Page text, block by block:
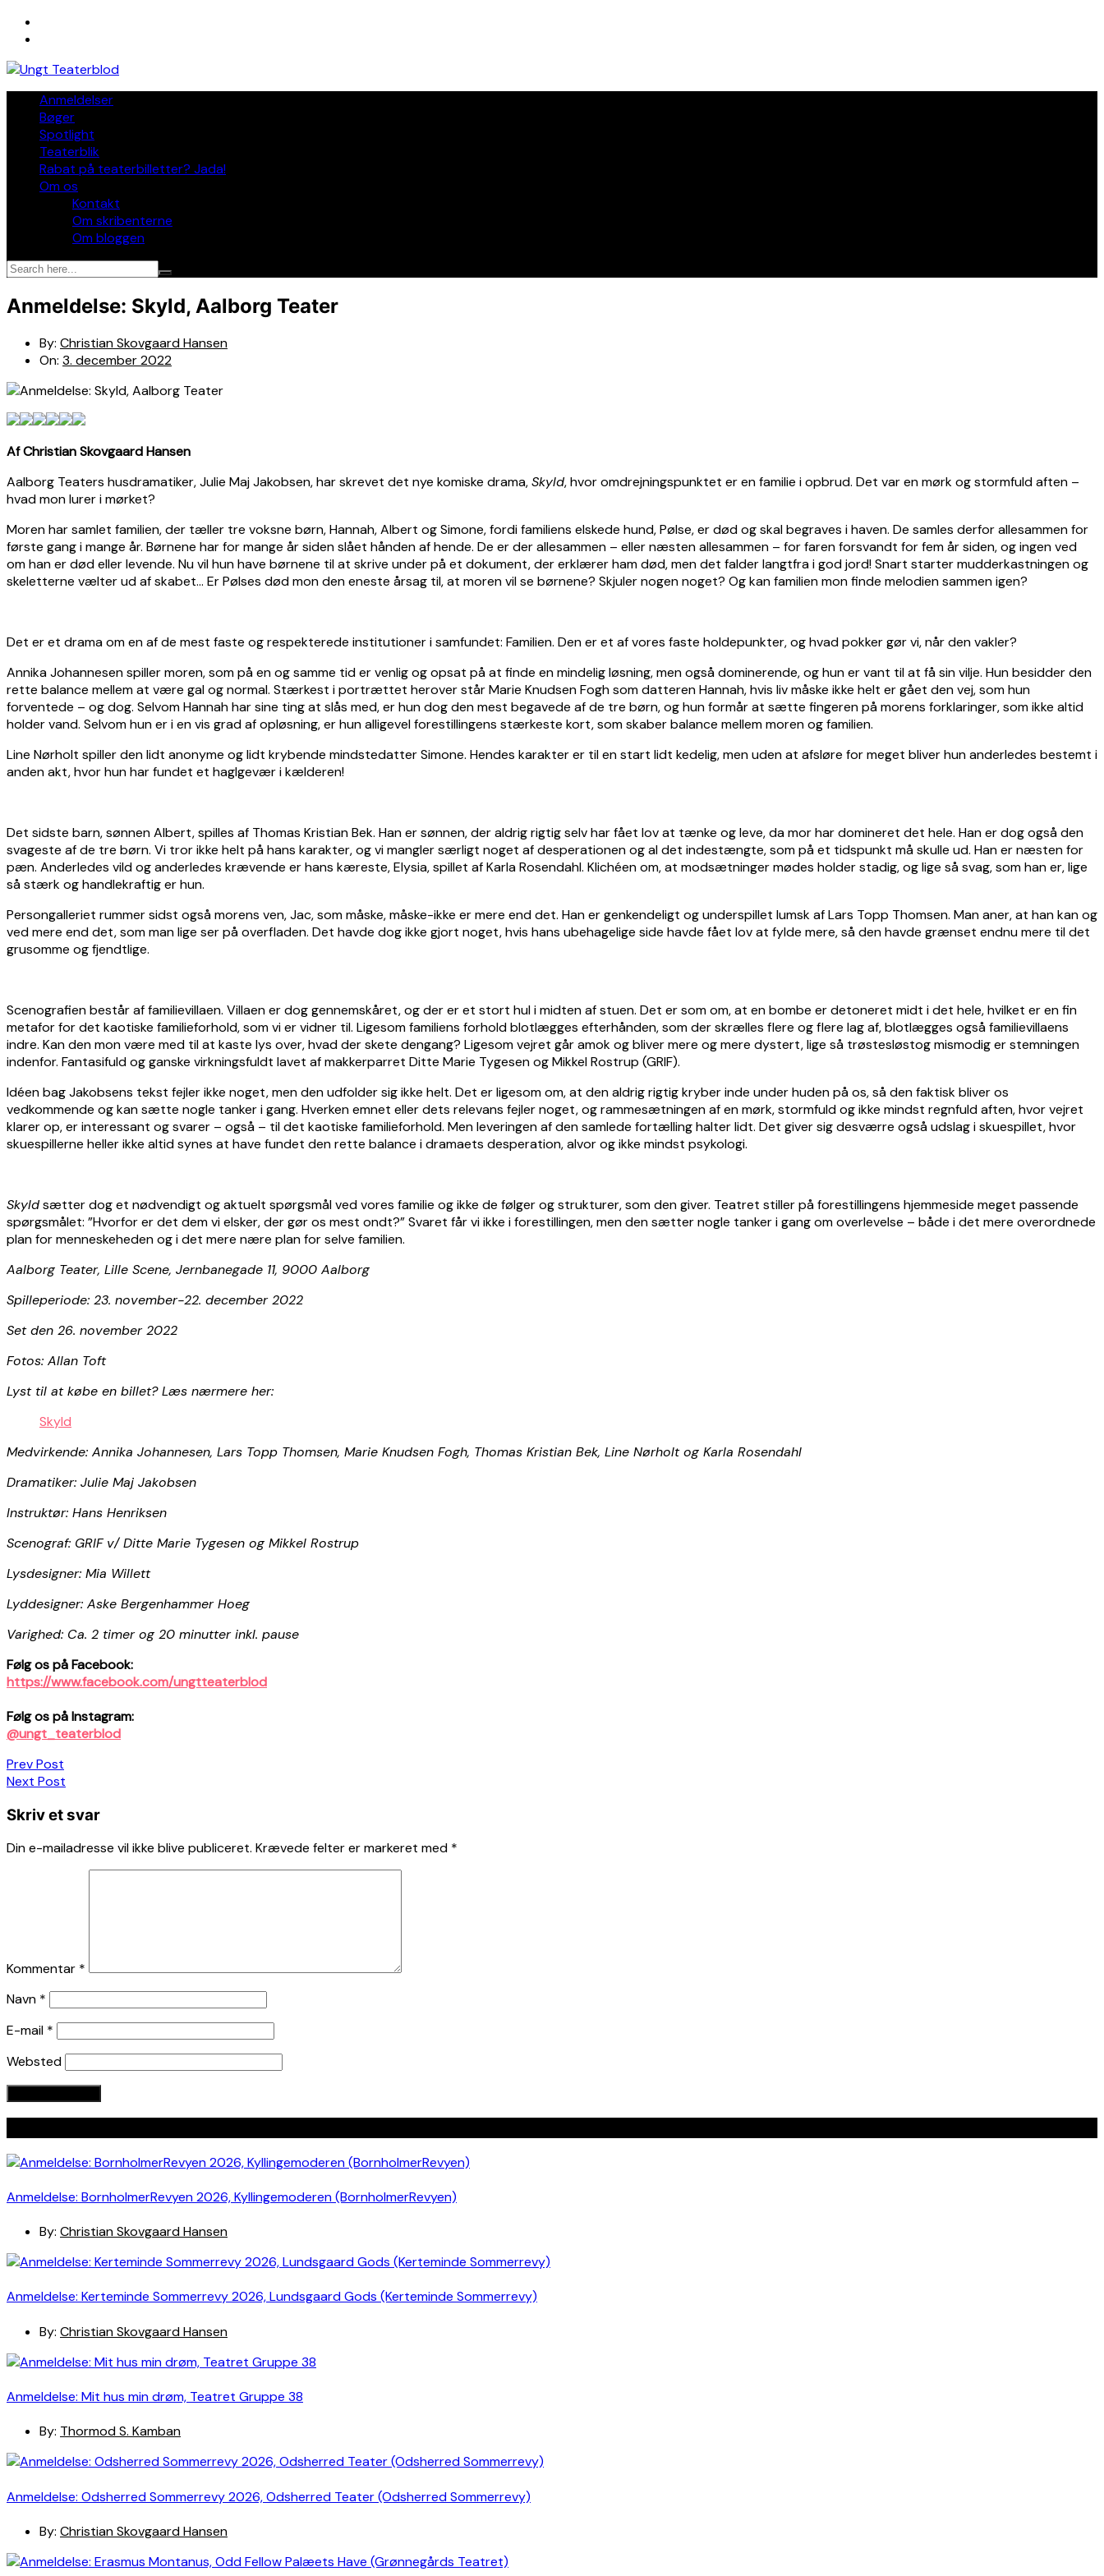
Skip
Anmeldelser
Bøger
Spotlight
Teaterblik
Rabat på teaterbilletter? Jada!
Om os
Kontakt
Om skribenterne
Om bloggen
Anmeldelse: Skyld, Aalborg Teater
By: Christian Skovgaard Hansen
On: 3. december 2022
Af Christian Skovgaard Hansen
Aalborg Teaters husdramatiker, Julie Maj Jakobsen, har skrevet det nye komiske drama,Skyld, hvor omdrejningspunktet er en familie i opbrud. Det var en mørk og stormfuld aften –
hvad mon lurer i mørket?
Moren har samlet familien, der tæller tre voksne børn, Hannah, Albert og Simone, fordi familiens elskede hund, Pølse, er død og skal begraves i haven. De samles derfor allesammen for
første gang i mange år. Børnene har for mange år siden slået hånden af hende. De er der allesammen – eller næsten allesammen – for faren forsvandt for fem år siden, og ingen ved
om han er død eller levende. Nu vil hun have børnene til at skrive under på et dokument, der erklærer ham død, men det falder langtfra i god jord! Snart starter mudderkastningen og
skeletterne vælter ud af skabet… Er Pølses død mon den eneste årsag til, at moren vil se børnene? Skjuler nogen noget? Og kan familien mon finde melodien sammen igen?
Det er et drama om en af de mest faste og respekterede institutioner i samfundet: Familien. Den er et af vores faste holdepunkter, og hvad pokker gør vi, når den vakler?
Annika Johannesen spiller moren, som på en og samme tid er venlig og opsat på at finde en mindelig løsning, men også dominerende, og hun er vant til at få sin vilje. Hun besidder den
rette balance mellem at være gal og normal. Stærkest i portrættet herover står Marie Knudsen Fogh som datteren Hannah, hvis liv måske ikke helt er gået den vej, som hun
forventede – og dog. Selvom Hannah har sine ting at slås med, er hun dog den mest begavede af de tre børn, og hun formår at sætte fingeren på morens forklaringer, som ikke altid
holder vand. Selvom hun er i en vis grad af opløsning, er hun alligevel forestillingens stærkeste kort, som skaber balance mellem moren og familien.
Line Nørholt spiller den lidt anonyme og lidt krybende mindstedatter Simone. Hendes karakter er til en start lidt kedelig, men uden at afsløre for meget bliver hun anderledes bestemt i
anden akt, hvor hun har fundet et haglgevær i kælderen!
Det sidste barn, sønnen Albert, spilles af Thomas Kristian Bek. Han er sønnen, der aldrig rigtig selv har fået lov at tænke og leve, da mor har domineret det hele. Han er dog også den
svageste af de tre børn. Vi tror ikke helt på hans karakter, og vi mangler særligt noget af desperationen og al det indestængte, som på et tidspunkt må skulle ud. Han er næsten for
pæn. Anderledes vild og anderledes krævende er hans kæreste, Elysia, spillet af Karla Rosendahl. Klichéen om, at modsætninger mødes holder stadig, og lige så svag, som han er, lige
så stærk og handlekraftig er hun.
Persongalleriet rummer sidst også morens ven, Jac, som måske, måske-ikke er mere end det. Han er genkendeligt og underspillet lumsk af Lars Topp Thomsen. Man aner, at han kan og
ved mere end det, som man lige ser på overfladen. Det havde dog ikke gjort noget, hvis hans ubehagelige side havde fået lov at fylde mere, så den havde grænset endnu mere til det
grusomme og fjendtlige.
Scenografien består af familievillaen. Villaen er dog gennemskåret, og der er et stort hul i midten af stuen. Det er som om, at en bombe er detoneret midt i det hele, hvilket er en fin
metafor for det kaotiske familieforhold, som vi er vidner til. Ligesom familiens forhold blotlægges efterhånden, som der skrælles flere og flere lag af, blotlægges også familievillaens
indre. Kan den mon være med til at kaste lys over, hvad der skete dengang? Ligesom vejret går amok og bliver mere og mere dystert, lige så trøstesløstog mismodig er stemningen
indenfor. Fantasifuld og ganske virkningsfuldt lavet af makkerparret Ditte Marie Tygesen og Mikkel Rostrup (GRIF).
Idéen bag Jakobsens tekst fejler ikke noget, men den udfolder sig ikke helt. Det er ligesom om, at den aldrig rigtig kryber inde under huden på os, så den faktisk bliver os
vedkommende og kan sætte nogle tanker i gang. Hverken emnet eller dets relevans fejler noget, og rammesætningen af en mørk, stormfuld og ikke mindst regnfuld aften, hvor vejret
klarer op, er interessant og svarer – også – til det kaotiske familieforhold. Men leveringen af den samlede fortælling halter lidt. Det giver sig desværre også udslag i skuespillet, hvor
skuespillerne heller ikke altid synes at have fundet den rette balance i dramaets desperation, alvor og ikke mindst psykologi.
Skyldsætter dog et nødvendigt og aktuelt spørgsmål ved vores familie og ikke de følger og strukturer, som den giver. Teatret stiller på forestillingens hjemmeside meget passende
spørgsmålet: ”Hvorfor er det dem vi elsker, der gør os mest ondt?” Svaret får vi ikke i forestillingen, men den sætter nogle tanker i gang om overlevelse – både i det mere overordnede
plan for menneskeheden og i det mere nære plan for selve familien.
Aalborg Teater, Lille Scene, Jernbanegade 11, 9000 Aalborg
Spilleperiode: 23. november-22. december 2022
Set den 26. november 2022
Fotos: Allan Toft
Lyst til at købe en billet? Læs nærmere her:
Skyld
Medvirkende: Annika Johannesen, Lars Topp Thomsen, Marie Knudsen Fogh, Thomas Kristian Bek, Line Nørholt og Karla Rosendahl
Dramatiker: Julie Maj Jakobsen
Instruktør: Hans Henriksen
Scenograf: GRIF v/ Ditte Marie Tygesen og Mikkel Rostrup
Lysdesigner: Mia Willett
Lyddesigner: Aske Bergenhammer Hoeg
Varighed: Ca. 2 timer og 20 minutter inkl. pause
Følg os på Facebook:
https://www.facebook.com/ungtteaterblod
Følg os på Instagram:
@ungt_teaterblod
Indlægsnavigation
Prev Post
Next Post
Skriv et svar
Din e-mailadresse vil ikke blive publiceret. Krævede felter er markeret med *
Kommentar *
Navn *
E-mail *
Websted
Anmeldelse: BornholmerRevyen 2026, Kyllingemoderen (BornholmerRevyen)
By: Christian Skovgaard Hansen
Anmeldelse: Kerteminde Sommerrevy 2026, Lundsgaard Gods (Kerteminde Sommerrevy)
By: Christian Skovgaard Hansen
Anmeldelse: Mit hus min drøm, Teatret Gruppe 38
By: Thormod S. Kamban
Anmeldelse: Odsherred Sommerrevy 2026, Odsherred Teater (Odsherred Sommerrevy)
By: Christian Skovgaard Hansen